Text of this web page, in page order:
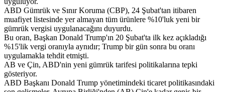
ABD Gümrük ve Sınır Koruma (CBP), 24 Şubat'tan itibaren
muafiyet listesinde yer almayan tüm ürünlere %10'luk yeni bir
gümrük vergisi uygulanacağını duyurdu.
Bu oran, Başkan Donald Trump'ın 20 Şubat'ta ilk kez açıkladığı
%15'lik vergi oranıyla aynıdır; Trump bir gün sonra bu oranı
uygulamakla tehdit etmişti.
AB ve Çin, ABD'nin yeni gümrük tarifesi politikalarına tepki
gösteriyor.
ABD Başkanı Donald Trump yönetimindeki ticaret politikasındaki